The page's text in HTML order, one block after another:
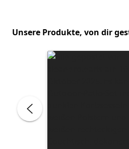
Unsere Produkte, von dir